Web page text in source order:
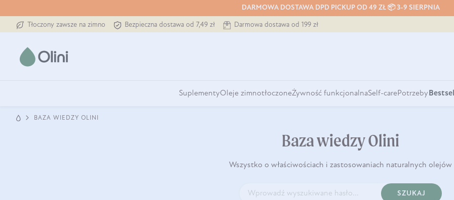
DARMOWA DOSTAWA DPD PICKUP OD 49 ZŁ 📦 3-9 SIERPNIA
Tłoczony zawsze na zimno Bezpieczna dostawa od 7,49 zł Darmowa dostawa od 199 zł
SuplementyOleje zimnotłoczoneŻywność funkcjonalnaSelf-carePotrzeby
BAZA WIEDZY OLINI
Baza wiedzy Olini
Wszystko o właściwościach i zastosowaniach naturalnych olejów
SZUKAJ